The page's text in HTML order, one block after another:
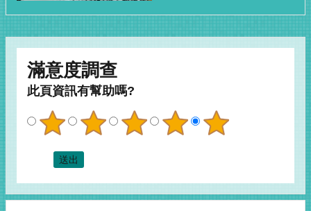
滿意度調查
此頁資訊有幫助嗎?